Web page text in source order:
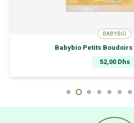
BABYBIO
Babybio Petits Boudoirs
52,00 Dhs